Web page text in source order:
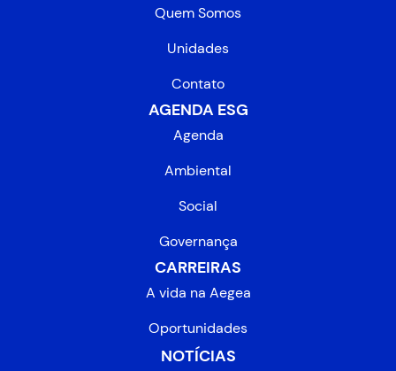
Quem Somos
Unidades
Contato
AGENDA ESG
Agenda
Ambiental
Social
Governança
CARREIRAS
A vida na Aegea
Oportunidades
NOTÍCIAS